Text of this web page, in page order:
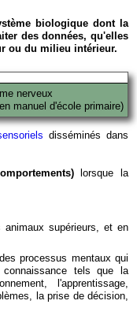
biologique dont la
des données, qu'elles
ou du milieu intérieur.
nerveux
manuel d'école primaire)
disséminés dans
lorsque la
supérieurs, et en
processus mentaux qui
tels que la
l'apprentissage,
la prise de décision,